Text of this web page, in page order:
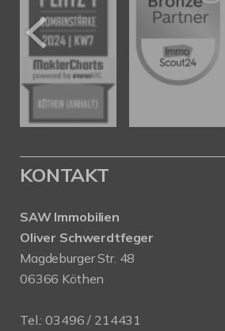
KONTAKT
SAW Immobilien
Oliver Schwerdtfeger
Magdeburger Str. 48
06366 Köthen
Tel.:03496 / 214431